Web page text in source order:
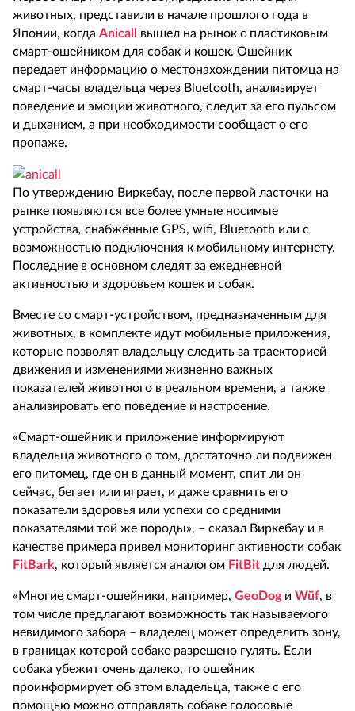
животных, представили в начале прошлого года в
Японии, когда Anicall вышел на рынок с пластиковым
смарт-ошейником для собак и кошек. Ошейник
передает информацию о местонахождении питомца на
смарт-часы владельца через Bluetooth, анализирует
поведение и эмоции животного, следит за его пульсом
и дыханием, а при необходимости сообщает о его
пропаже.
По утверждению Виркебау, после первой ласточки на
рынке появляются все более умные носимые
устройства, снабжённые GPS, wifi, Bluetooth или с
возможностью подключения к мобильному интернету.
Последние в основном следят за ежедневной
активностью и здоровьем кошек и собак.
Вместе со смарт-устройством, предназначенным для
животных, в комплекте идут мобильные приложения,
которые позволят владельцу следить за траекторией
движения и изменениями жизненно важных
показателей животного в реальном времени, а также
анализировать его поведение и настроение.
«Смарт-ошейник и приложение информируют
владельца животного о том, достаточно ли подвижен
его питомец, где он в данный момент, спит ли он
сейчас, бегает или играет, и даже сравнить его
показатели здоровья или успехи со средними
показателями той же породы», – сказал Виркебау и в
качестве примера привел мониторинг активности собак
FitBark, который является аналогом FitBit для людей.
«Многие смарт-ошейники, например, GeoDog и Wüf, в
том числе предлагают возможность так называемого
невидимого забора – владелец может определить зону,
в границах которой собаке разрешено гулять. Если
собака убежит очень далеко, то ошейник
проинформирует об этом владельца, также с его
помощью можно отправлять собаке голосовые